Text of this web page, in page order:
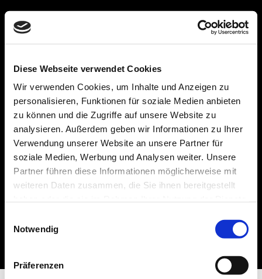
Diese Webseite verwendet Cookies
Wir verwenden Cookies, um Inhalte und Anzeigen zu
personalisieren, Funktionen für soziale Medien anbieten
zu können und die Zugriffe auf unsere Website zu
analysieren. Außerdem geben wir Informationen zu Ihrer
Verwendung unserer Website an unsere Partner für
soziale Medien, Werbung und Analysen weiter. Unsere
Partner führen diese Informationen möglicherweise mit
weiteren Daten zusammen, die Sie ihnen bereitgestellt
Notwendig
Präferenzen